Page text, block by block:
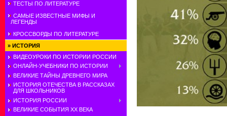
ТЕСТЫ ПО ЛИТЕРАТУРЕ
САМЫЕ ИЗВЕСТНЫЕ МИФЫ И
ЛЕГЕНДЫ
КРОССВОРДЫ ПО ЛИТЕРАТУРЕ
» ИСТОРИЯ
ВИДЕОУРОКИ ПО ИСТОРИИ РОССИИ
ОНЛАЙН-УЧЕБНИКИ ПО ИСТОРИИ
ВЕЛИКИЕ ТАЙНЫ ДРЕВНЕГО МИРА
ИСТОРИЯ ОТЕЧЕСТВА В РАССКАЗАХ
ДЛЯ ШКОЛЬНИКОВ
ИСТОРИЯ РОССИИ
ВЕЛИКИЕ СОБЫТИЯ ХХ ВЕКА